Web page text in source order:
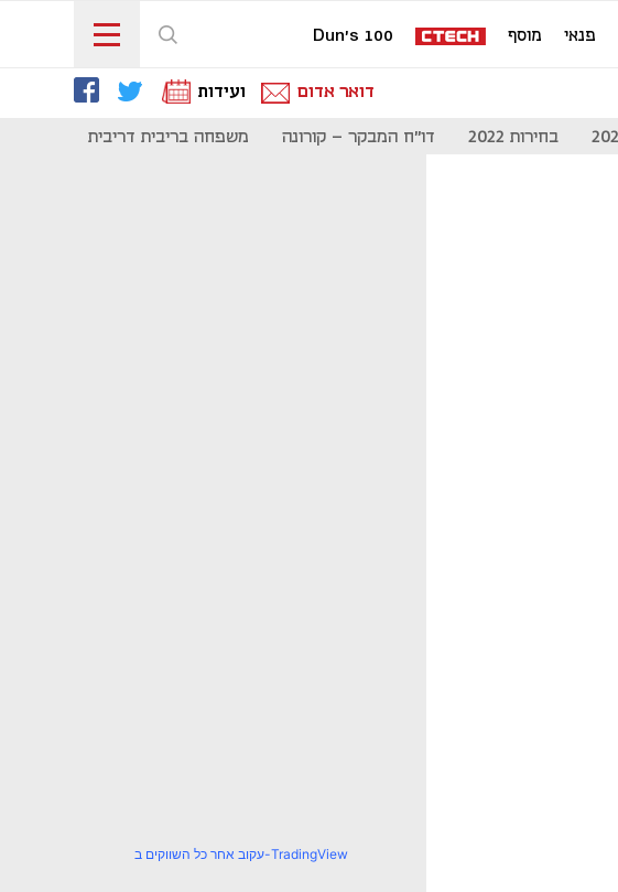
פנאי מוסף Dun's 100
דואר אדום ועידות
בחירות 2022 דו"ח המבקר - קורונה משפחה בריבית דריבית
עקוב אחר כל השווקים ב-TradingView